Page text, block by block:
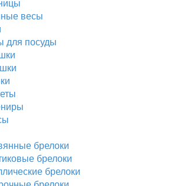
весы
для посуды
брелоки
брелоки
брелоки